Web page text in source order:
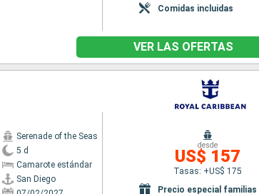
Comidas incluidas
VER LAS OFERTAS
Serenade of the Seas
5 d
Camarote estándar
San Diego
desde
US$ 157
Tasas: +US$ 175
Precio especial familias